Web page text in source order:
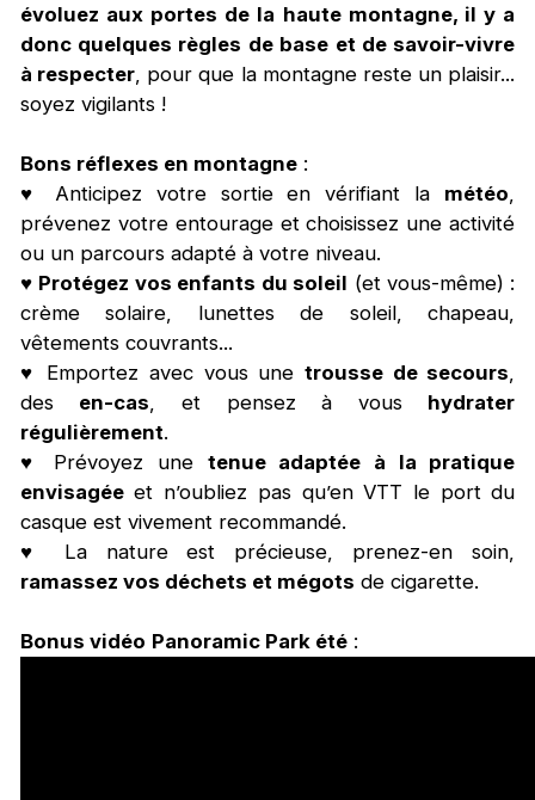
évoluez aux portes de la haute montagne, il y a
donc quelques règles de base et de savoir-vivre
à respecter, pour que la montagne reste un plaisir...
soyez vigilants !
Bons réflexes en montagne:
♥ Anticipez votre sortie en vérifiant la météo
prévenez votre entourage et choisissez une activité
ou un parcours adapté à votre niveau.
♥ Protégez vos enfants du soleil (et vous-même) :
crème solaire, lunettes de soleil, chapeau,
vêtements couvrants...
♥ Emportez avec vous une trousse de secours
des en-cas , et pensez à vous hydrater
régulièrement.
♥ Prévoyez une tenue adaptée à la pratique
envisagéeet n’oubliez pas qu’en VTT le port du
casque est vivement recommandé.
♥ La nature est précieuse, prenez-en soin,
ramassez vos déchets et mégots de cigarette.
Bonus vidéo Panoramic Park été: